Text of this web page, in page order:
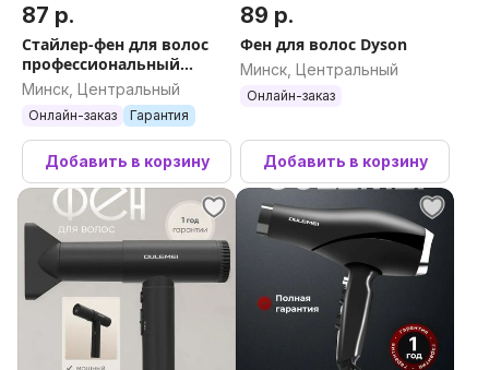
насадка концентрат 1 шт; упаковка
Габариты
Высота предмета
26 см
Вес товара без упаковки (г)
1.5 г
Вес товара с упаковкой (г)
1500 г
Длина упаковки
87 р.
Стайлер-фен для волос
профессиональный
Oulemei OLM-CF010
Минск, Центральный
Онлайн-заказ Гарантия
Добавить в корзину
89 р.
Фен для волос Dyson
Минск, Центральный
Онлайн-заказ
Добавить в корзину